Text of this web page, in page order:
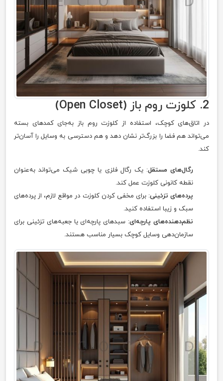
2. کلوزت روم باز (Open Closet)
در اتاق‌های کوچک، استفاده از کلوزت روم باز به‌جای کمدهای بسته
می‌تواند هم فضا را بزرگ‌تر نشان دهد و هم دسترسی به وسایل را آسان‌تر
کند.
رگال‌های مستقل: یک رگال فلزی یا چوبی شیک می‌تواند به‌عنوان
نقطه کانونی کلوزت عمل کند.
پرده‌های تزئینی: برای مخفی کردن کلوزت در مواقع لازم، از پرده‌های
سبک و زیبا استفاده کنید.
نظم‌دهنده‌های پارچه‌ای: سبدهای پارچه‌ای یا جعبه‌های تزئینی برای
سازمان‌دهی وسایل کوچک بسیار مناسب هستند.